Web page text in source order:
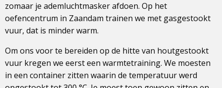
zomaar je ademluchtmasker afdoen. Op het
oefencentrum in Zaandam trainen we met gasgestookt
vuur, dat is minder warm.
Om ons voor te bereiden op de hitte van houtgestookt
vuur kregen we eerst een warmtetraining. We moesten
in een container zitten waarin de temperatuur werd